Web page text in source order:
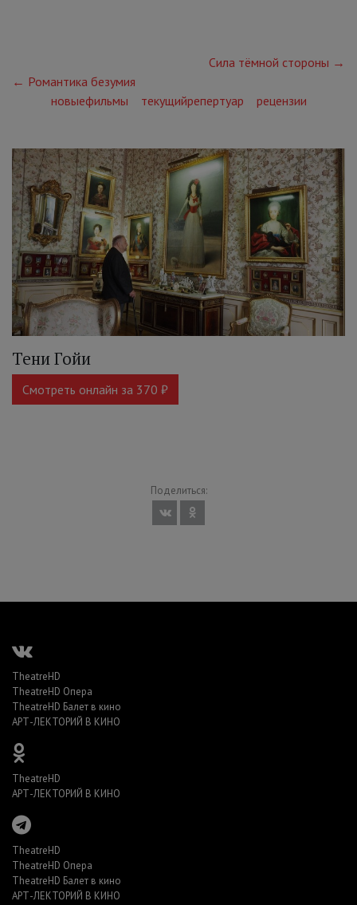
Сила тёмной стороны →
← Романтика безумия
новыефильмы
текущийрепертуар рецензии
Тени Гойи
Смотреть онлайн за 370 ₽
Поделиться:
TheatreHD
TheatreHD Опера
TheatreHD Балет в кино
АРТ-ЛЕКТОРИЙ В КИНО
TheatreHD
АРТ-ЛЕКТОРИЙ В КИНО
TheatreHD
TheatreHD Опера
TheatreHD Балет в кино
АРТ-ЛЕКТОРИЙ В КИНО